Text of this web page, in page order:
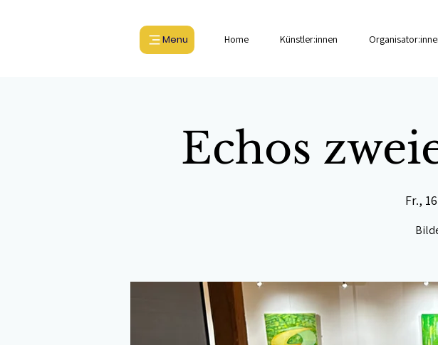
Menu Home Künstler:innen
Echos
Fr.,